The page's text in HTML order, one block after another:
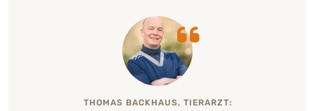
THOMAS BACKHAUS, TIERARZT: